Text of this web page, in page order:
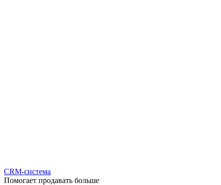
CRM-система
Помогает продавать больше